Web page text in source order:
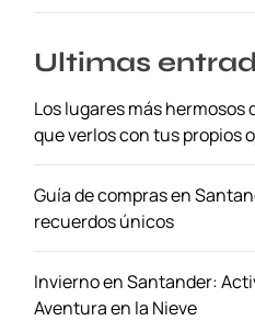
Ultimas
Los lugares más hermosos
que verlos con tus propios
Guía de compras en
recuerdos únicos
Invierno en Santander:
Aventura en la Nieve